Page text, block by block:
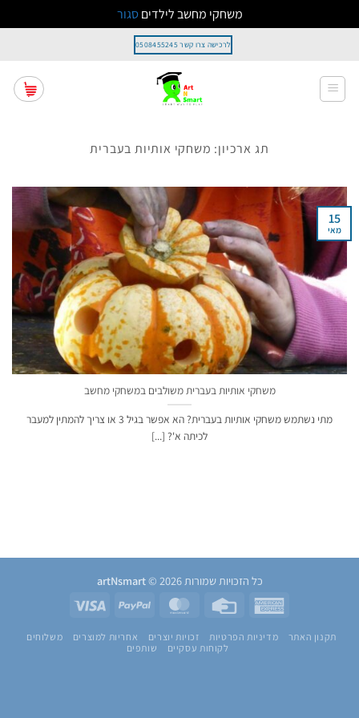
משחקי מחשב לילדיםסגור
content
לרכישה צרו קשר 0508455245
תג ארכיון: משחקי אותיות בעברית
משחקי אותיות בעברית משולבים במשחקי מחשב
מתי נשתמש משחקי אותיות בעברית? הא אפשר בגיל 3 או צריך להמתין למעבר
לכיתה א'? [...]
15
מאי
כל הזכויות שמורות 2026 ©
artNsmart
American
Credit
MasterCard
PayPal
תקנון האתר מדיניות הפרטיות זכויות יוצרים אחריות למוצרים
משלוחים
לקוחות עסקיים
שותפים